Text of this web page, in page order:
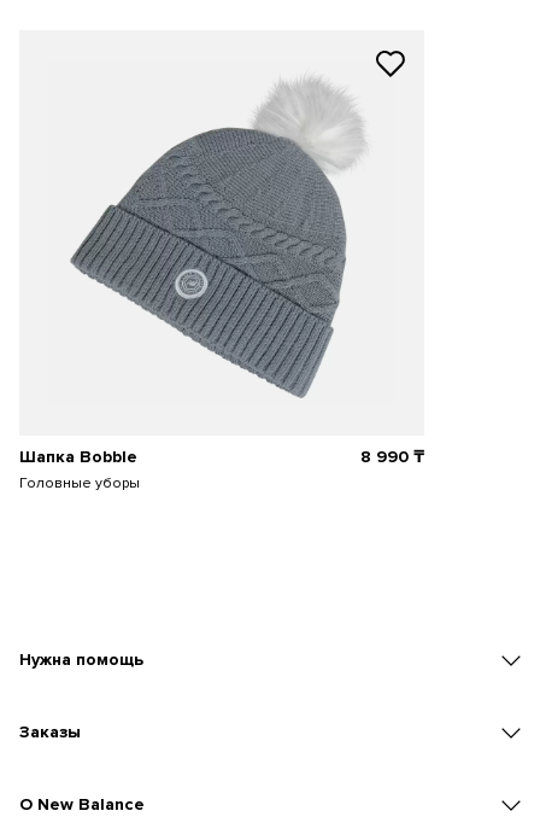
Шапка Bobble
Головные уборы
8 990₸
Нужна помощь
Заказы
O New Balance